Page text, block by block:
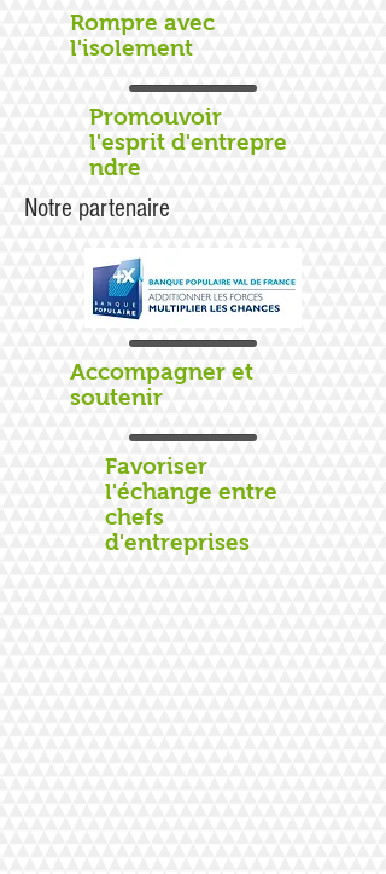
Rompre avec
l'isolement
Promouvoir
l'esprit d'entrepre
ndre
Notre partenaire
Accompagner et
soutenir
Favoriser
l'échange entre
chefs
d'entreprises